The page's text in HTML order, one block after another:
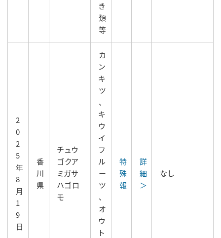
き
類
等
2
0
2
5
年
8
月
1
9
日
香
川
県
チュウ
ゴクア
ミガサ
ハゴロ
モ
カ
ン
キ
ツ
、
キ
ウ
イ
フ
ル
ー
ツ
、
オ
ウ
ト
特
殊
報
詳
細
＞
なし